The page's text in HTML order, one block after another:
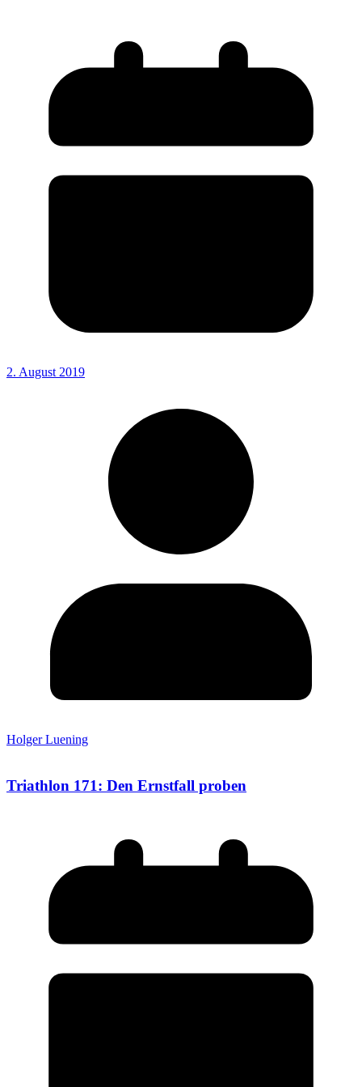
2. August 2019
Holger Luening
Triathlon 171: Den Ernstfall proben